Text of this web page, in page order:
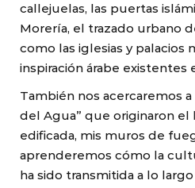
callejuelas, las puertas
Morería, el trazado urbano
como las iglesias y palacios
inspiración árabe existentes
También nos acercaremos a
del Agua” que originaron el
edificada, mis muros de
aprenderemos cómo la
ha sido transmitida a lo